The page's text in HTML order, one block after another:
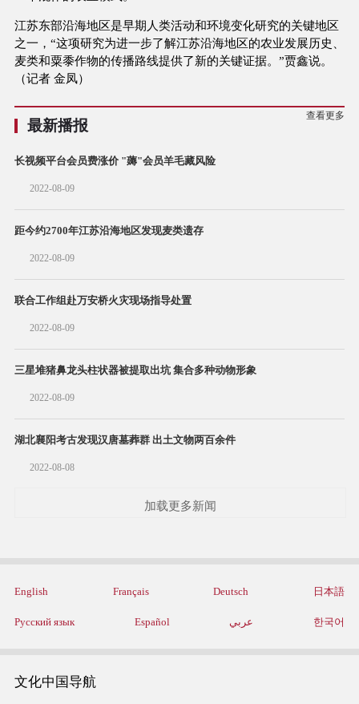
江苏东部沿海地区是早期人类活动和环境变化研究的关键地区
之一，“这项研究为进一步了解江苏沿海地区的农业发展历史、
麦类和粟黍作物的传播路线提供了新的关键证据。”贾鑫说。
（记者 金凤）
最新播报
查看更多
长视频平台会员费涨价 "薅"会员羊毛藏风险
2022-08-09
距今约2700年江苏沿海地区发现麦类遗存
2022-08-09
联合工作组赴万安桥火灾现场指导处置
2022-08-09
三星堆猪鼻龙头柱状器被提取出坑 集合多种动物形象
2022-08-09
湖北襄阳考古发现汉唐墓葬群 出土文物两百余件
2022-08-08
加载更多新闻
English Français Deutsch 日本語
Русский язык Español عربي 한국어
文化中国导航